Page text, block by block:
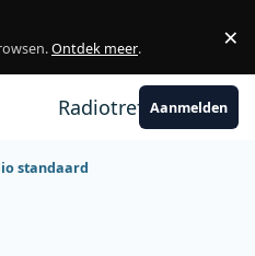
Ontdek meer. ×
RadiotrefpuntAanmelden
standaard